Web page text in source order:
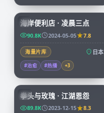
JP
52:28
海岸便利店 · 凌晨三点
90.8K 2024-05-05 7.8
海量片库 日本
#治愈 #热播 +3
KR
拳头与玫瑰 · 江湖恩怨
89.8K 2023-12-15 8.3